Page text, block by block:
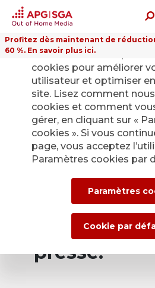
Profitez dès maintenant de
60 %. En savoir plus ici.
Retour
Service de
d’APG|SGA
actualités
presse.
Sur ce site Internet, nous
cookies pour améliorer
utilisateur et optimiser
site. Lisez comment
cookies et comment
gérer, en cliquant sur «
cookies ». Si vous
page, vous acceptez
Paramètres cookies par
Paramètres
Cookie par